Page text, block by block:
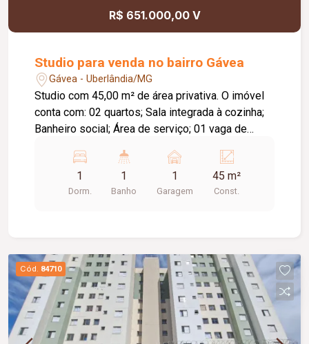
R$ 651.000,00 V
Studio para venda no bairro Gávea
Gávea - Uberlândia/MG
Studio com 45,00 m² de área privativa. O imóvel
conta com: 02 quartos; Sala integrada à cozinha;
Banheiro social; Área de serviço; 01 vaga de
moderno e funcional; Excelente aproveitamento
dos espaços; Condomínio moderno e seguro;
Localização privilegiada no Parque Una, com fácil
1
Dorm.
1
Banho
1
Garagem
45 m²
Const.
Cód. 84710